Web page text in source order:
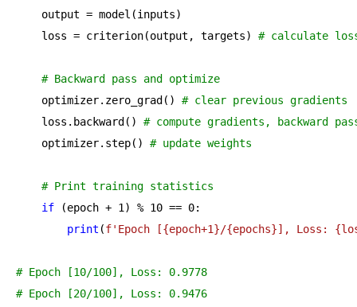
    output = model(inputs)
    loss = criterion(output, targets)
# calculate
# Backward pass and optimize
    optimizer.zero_grad()
# clear previous gradients
    loss.backward()
# compute gradients, backward
    optimizer.step()
# update weights
# Print training statistics
if (epoch + 1 ) % 10 == 0:
print (f'Epoch [{epoch+1}/{epochs}], Loss:
# Epoch [10/100], Loss: 0.9778
# Epoch [20/100], Loss: 0.9476